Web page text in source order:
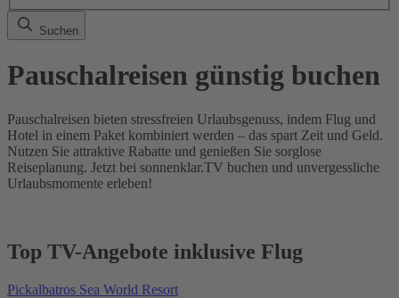
Suchen
Pauschalreisen günstig buchen
Pauschalreisen bieten stressfreien Urlaubsgenuss, indem Flug und
Hotel in einem Paket kombiniert werden – das spart Zeit und Geld.
Nutzen Sie attraktive Rabatte und genießen Sie sorglose
Reiseplanung. Jetzt bei sonnenklar.TV buchen und unvergessliche
Urlaubsmomente erleben!
Top TV-Angebote inklusive Flug
Pickalbatros Sea World Resort